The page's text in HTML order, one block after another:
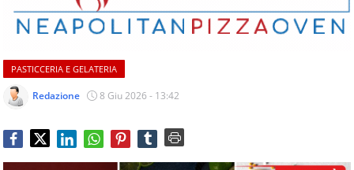
sul
mondo
dei
consumi
fuoricasa,
Food
Service
e
PASTICCERIA E GELATERIA
Redazione 8 Giu 2026 - 13:42